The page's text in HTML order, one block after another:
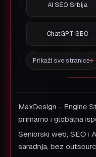
AI SEO Srbija
ChatGPT SEO
Prikaži sve stranice
MaxDesign - Engine
primarno i globalna
Seniorski web, SEO i
saradnja, bez